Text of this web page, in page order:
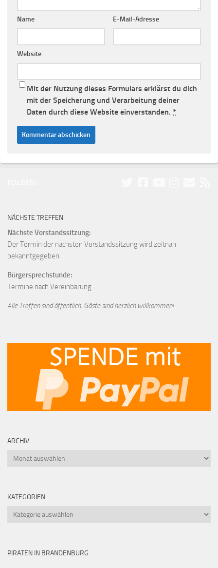
Name E-Mail-Adresse
Website
Mit der Nutzung dieses Formulars erklärst du dich
mit der Speicherung und Verarbeitung deiner
Daten durch diese Website einverstanden. *
NÄCHSTE TREFFEN:
Nächste Vorstandssitzung:
Der Termin der nächsten Vorstandssitzung wird zeitnah
bekanntgegeben.
Bürgersprechstunde:
Termine nach Vereinbarung
Alle Treffen sind öffentlich. Gäste sind herzlich willkommen!
ARCHIV
Archiv
KATEGORIEN
Kategorien
PIRATEN IN BRANDENBURG